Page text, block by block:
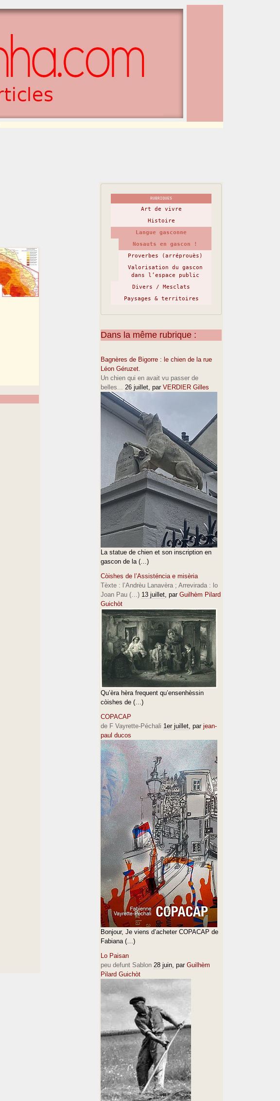
RUBRIQUES
Art de vivre
Histoire
Langue gasconne
Nosauts en gascon !
Proverbes (arréprouès)
Valorisation du gascon
dans l’espace public
Divers / Mesclats
Paysages & territoires
Dans la même rubrique :
Bagnères de Bigorre : le chien de la rue
Léon Géruzet.
Un chien qui en avait vu passer de
belles... 26 juillet, par VERDIER Gilles
La statue de chien et son inscription en
gascon de la (…)
Còishes de l’Assisténcia e misèria
Tèxte : l’Andrèu Lanavèra ; Arrevirada : lo
Joan Pau (…) 13 juillet, par Guilhèm Pilard
Guichòt
Qu’èra hèra frequent qu’ensenhèssin
còishes de (…)
COPACAP
de F Vayrette-Péchali 1er juillet, par jean-
paul ducos
Bonjour, Je viens d’acheter COPACAP de
Fabiana (…)
Lo Paisan
peu defunt Sablon 28 juin, par Guilhèm
Pilard Guichòt